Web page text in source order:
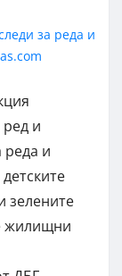
и
реда и
зелените
жилищни